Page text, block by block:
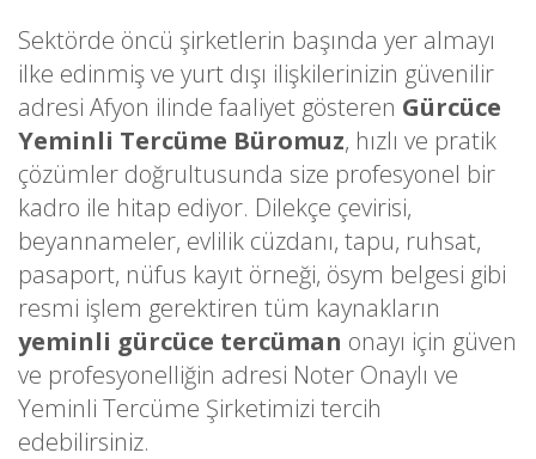
Sektörde öncü şirketlerin başında yer almayı
ilke edinmiş ve yurt dışı ilişkilerinizin güvenilir
adresi Afyon ilinde faaliyet gösteren Gürcüce
Yeminli Tercüme Büromuz, hızlı ve pratik
çözümler doğrultusunda size profesyonel bir
kadro ile hitap ediyor. Dilekçe çevirisi,
beyannameler, evlilik cüzdanı, tapu, ruhsat,
pasaport, nüfus kayıt örneği, ösym belgesi gibi
resmi işlem gerektiren tüm kaynakların
yeminli gürcüce tercüman onayı için güven
ve profesyonelliğin adresi Noter Onaylı ve
Yeminli Tercüme Şirketimizi tercih
edebilirsiniz.